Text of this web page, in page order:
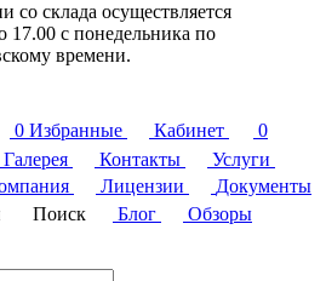
со склада осуществляется
17.00 с понедельника по
времени.
0 Избранные Кабинет
0
Галерея Контакты
Услуги
Лицензии
Документы
Поиск Блог
Обзоры